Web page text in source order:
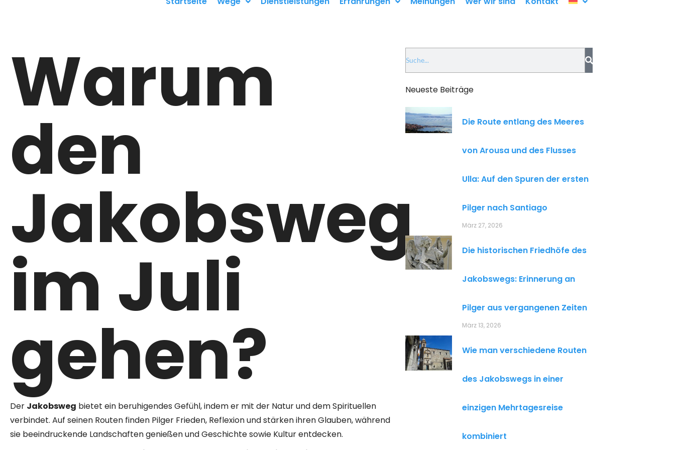
Warum
den
Jakobsweg
im Juli
gehen?
Der Jakobsweg bietet ein beruhigendes Gefühl, indem er mit der Natur und dem Spirituellen
verbindet. Auf seinen Routen finden Pilger Frieden, Reflexion und stärken ihren Glauben, während
sie beeindruckende Landschaften genießen und Geschichte sowie Kultur entdecken.
Neueste Beiträge
Die Route entlang des Meeres
von Arousa und des Flusses
Ulla: Auf den Spuren der ersten
Pilger nach Santiago
März 27, 2026
Die historischen Friedhöfe des
Jakobswegs: Erinnerung an
Pilger aus vergangenen Zeiten
März 13, 2026
Wie man verschiedene Routen
des Jakobswegs in einer
einzigen Mehrtagesreise
kombiniert